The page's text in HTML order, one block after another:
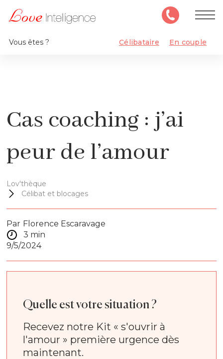
Vous êtes ? Célibataire En couple
Cas coaching : j’ai
peur de l’amour
Lov'thèque
Célibat et blocages
Par Florence Escaravage
3 min
9/5/2024
Quelle est votre situation ?
Recevez notre Kit « s'ouvrir à
l'amour » première urgence dès
maintenant.